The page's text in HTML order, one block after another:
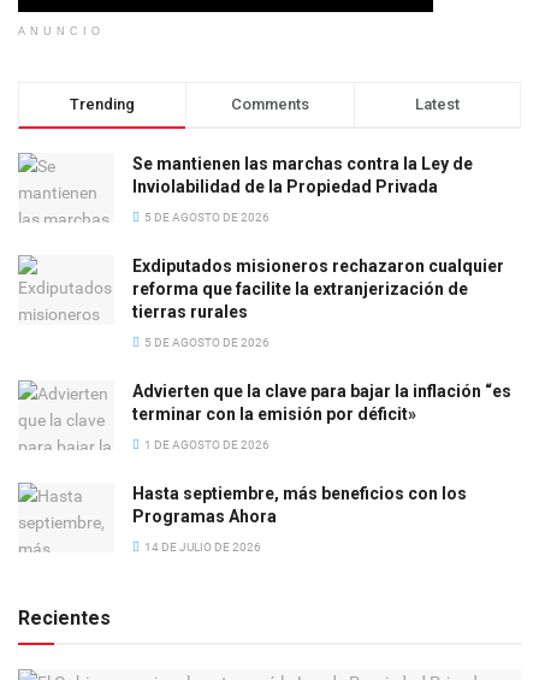
ANUNCIO
Trending Comments Latest
Se mantienen las marchas contra la Ley de
Inviolabilidad de la Propiedad Privada
5 DE AGOSTO DE 2026
Exdiputados misioneros rechazaron cualquier
reforma que facilite la extranjerización de
tierras rurales
5 DE AGOSTO DE 2026
Advierten que la clave para bajar la inflación “es
terminar con la emisión por déficit»
1 DE AGOSTO DE 2026
Hasta septiembre, más beneficios con los
Programas Ahora
14 DE JULIO DE 2026
Recientes